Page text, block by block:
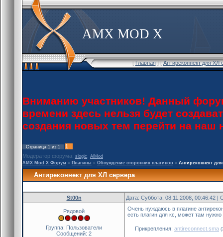
AMX MOD X
[Главная] [Антиреконнект для ХЛ
Вниманию участников! Данный
времени здесь нельзя будет
создания новых тем перейти на
Страница 1 из 1
1
Модератор форума: slogic
AlMod
AMX Mod X Форум » Плагины » Обсуждение сторонних плагинов » Антиреконнект
Антиреконнект для ХЛ сервера
St00n Дата: Суббота, 08.11.2008, 00:46:42
Рядовой
Группа: Пользователи
Сообщений: 2
Очень нуждаюсь в плагине
есть плагин для кс, может там нужно
Прикрепления: antireconnect.sma